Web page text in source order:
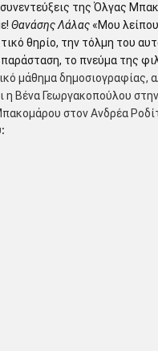
της Όλγας
Θανάσης Λάλας «Μου
θηρίο, την τόλμη του
το πνεύμα της
μάθημα
η Βένα Γεωργακοπούλου
στον Ανδρέα